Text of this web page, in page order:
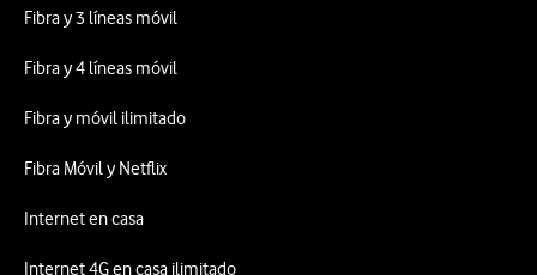
Fibra y 3 líneas móvil
Fibra y 4 líneas móvil
Fibra y móvil ilimitado
Fibra Móvil y Netflix
Internet en casa
Internet 4G en casa ilimitado